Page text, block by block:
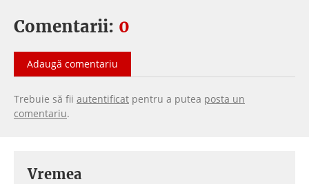
Comentarii: 0
Adaugă comentariu
Trebuie să fii autentificat pentru a putea posta un
comentariu.
Vremea